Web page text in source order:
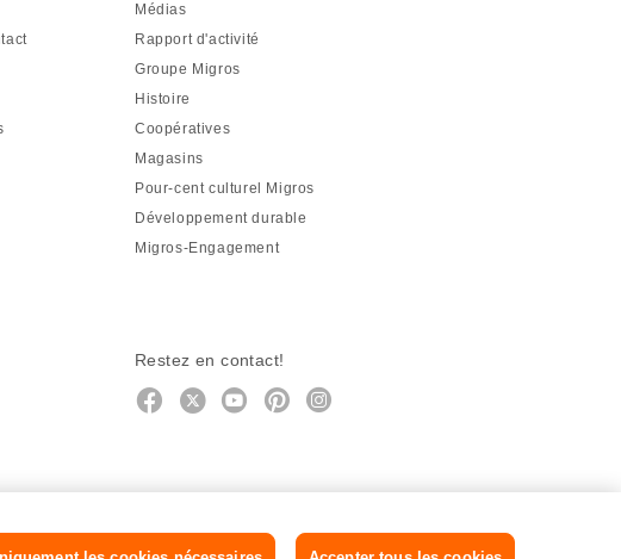
Médias
Rapport d'activité
Groupe Migros
Histoire
Coopératives
Magasins
Pour-cent culturel Migros
Développement durable
Migros-Engagement
Restez en contact!
Facebook
http://twitter.com/migros
https://www.youtube.com/user/
PinterestInstagram